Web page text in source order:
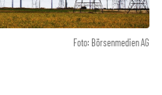
Foto: Börsenmedien AG